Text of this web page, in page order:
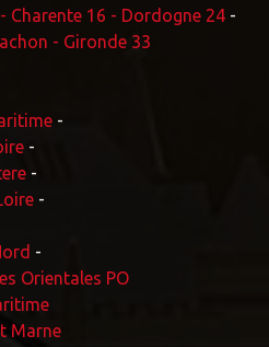
Charente 16 - Dordogne 24 -
- Gironde 33
-
-
-
-
-
Orientales PO
Marne